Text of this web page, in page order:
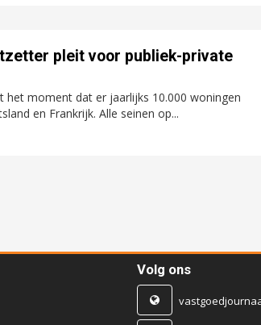
pleit voor publiek-private
moment dat er jaarlijks 10.000 woningen
en Frankrijk. Alle seinen op...
Volg ons